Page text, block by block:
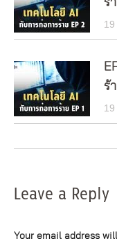
ร้
ร้
Leave a Reply
Your email address